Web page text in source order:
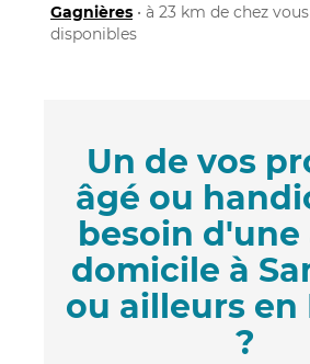
Gagnières • à 23 km de chez
disponibles
Un de vos
âgé ou
besoin d'une
domicile à
ou ailleurs en
?